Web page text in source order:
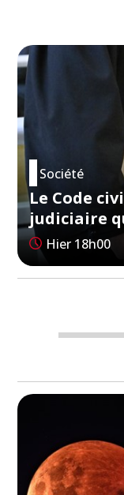
Société
Le Code
judiciaire
Hier 18h00